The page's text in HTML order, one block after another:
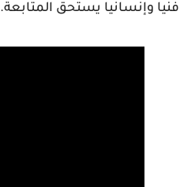
فنيا وإنسانيا يستحق المتابعة.